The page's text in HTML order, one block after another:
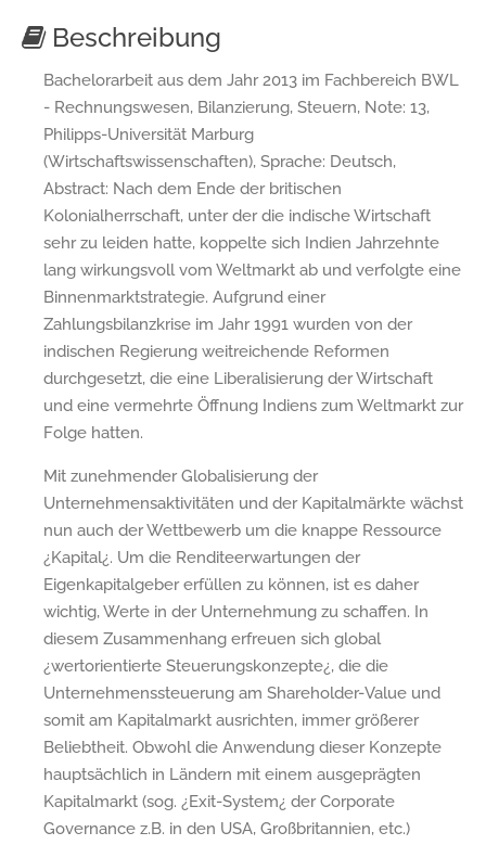
Beschreibung
Bachelorarbeit aus dem Jahr 2013 im Fachbereich BWL
- Rechnungswesen, Bilanzierung, Steuern, Note: 13,
Philipps-Universität Marburg
(Wirtschaftswissenschaften), Sprache: Deutsch,
Abstract: Nach dem Ende der britischen
Kolonialherrschaft, unter der die indische Wirtschaft
sehr zu leiden hatte, koppelte sich Indien Jahrzehnte
lang wirkungsvoll vom Weltmarkt ab und verfolgte eine
Binnenmarktstrategie. Aufgrund einer
Zahlungsbilanzkrise im Jahr 1991 wurden von der
indischen Regierung weitreichende Reformen
durchgesetzt, die eine Liberalisierung der Wirtschaft
und eine vermehrte Öffnung Indiens zum Weltmarkt zur
Folge hatten.
Mit zunehmender Globalisierung der
Unternehmensaktivitäten und der Kapitalmärkte wächst
nun auch der Wettbewerb um die knappe Ressource
¿Kapital¿. Um die Renditeerwartungen der
Eigenkapitalgeber erfüllen zu können, ist es daher
wichtig, Werte in der Unternehmung zu schaffen. In
diesem Zusammenhang erfreuen sich global
¿wertorientierte Steuerungskonzepte¿, die die
Unternehmenssteuerung am Shareholder-Value und
somit am Kapitalmarkt ausrichten, immer größerer
Beliebtheit. Obwohl die Anwendung dieser Konzepte
hauptsächlich in Ländern mit einem ausgeprägten
Kapitalmarkt (sog. ¿Exit-System¿ der Corporate
Governance z.B. in den USA, Großbritannien, etc.)